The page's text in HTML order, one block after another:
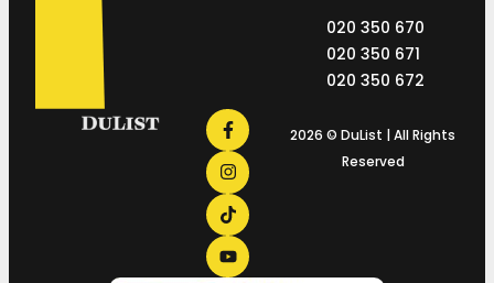
020 350 670
020 350 671
020 350 672
2026 © DuList | All Rights
Reserved